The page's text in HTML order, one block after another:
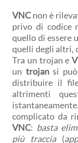
VNC non è
privo di codice
quello di essere
quelli degli altri,
Tra un trojan e
un trojansi può
distribuire il
altrimenti
complicato da
VNC: basta
più traccia(